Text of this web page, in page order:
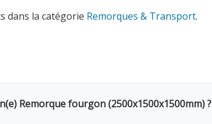
dans la catégorie Remorques & Transport.
Remorque fourgon (2500x1500x1500mm) ?